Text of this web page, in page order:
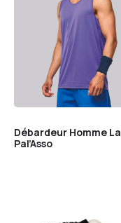
Débardeur Homme La
Pal’Asso